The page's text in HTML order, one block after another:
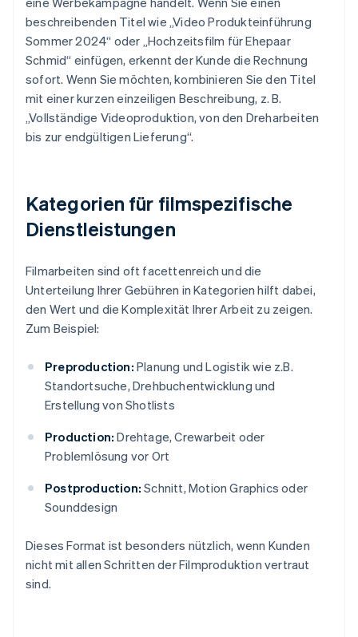
beschreibenden Titel wie „Video Produkteinführung
Sommer 2024“ oder „Hochzeitsfilm für Ehepaar
Schmid“ einfügen, erkennt der Kunde die Rechnung
sofort. Wenn Sie möchten, kombinieren Sie den Titel
mit einer kurzen einzeiligen Beschreibung, z. B.
„Vollständige Videoproduktion, von den Dreharbeiten
bis zur endgültigen Lieferung“.
Kategorien für filmspezifische
Dienstleistungen
Filmarbeiten sind oft facettenreich und die
Unterteilung Ihrer Gebühren in Kategorien hilft dabei,
den Wert und die Komplexität Ihrer Arbeit zu zeigen.
Zum Beispiel:
Preproduction: Planung und Logistik wie z.B.
Standortsuche, Drehbuchentwicklung und
Erstellung von Shotlists
Production: Drehtage, Crewarbeit oder
Problemlösung vor Ort
Postproduction: Schnitt, Motion Graphics oder
Sounddesign
Dieses Format ist besonders nützlich, wenn Kunden
nicht mit allen Schritten der Filmproduktion vertraut
sind.